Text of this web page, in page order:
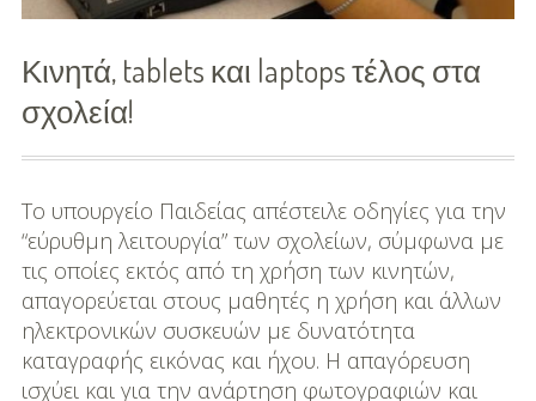
Deco
DIY
Διατροφή-Συνταγές
Συνταγές
Συμβουλές
Διατροφής
Κινητά, tablets και laptops τέλος στα
σχολεία!
Το υπουργείο Παιδείας απέστειλε οδηγίες για την
“εύρυθμη λειτουργία” των σχολείων, σύμφωνα με
τις οποίες εκτός από τη χρήση των κινητών,
απαγορεύεται στους μαθητές η χρήση και άλλων
ηλεκτρονικών συσκευών με δυνατότητα
καταγραφής εικόνας και ήχου. Η απαγόρευση
ισχύει και για την ανάρτηση φωτογραφιών και